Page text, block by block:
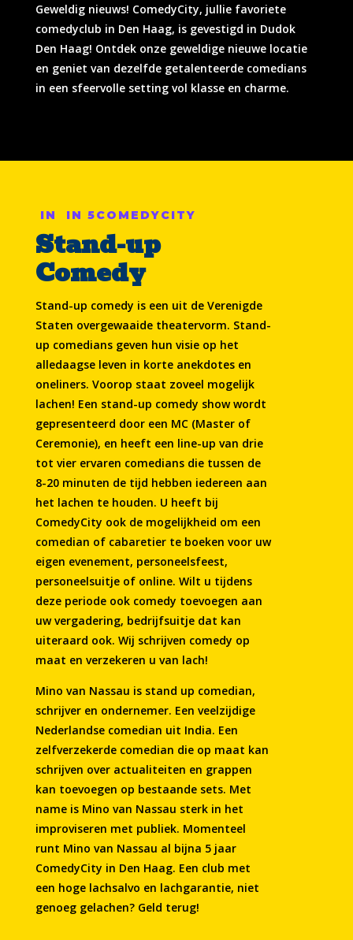
Geweldig nieuws! ComedyCity, jullie favoriete
comedyclub in Den Haag, is gevestigd in Dudok
Den Haag! Ontdek onze geweldige nieuwe locatie
en geniet van dezelfde getalenteerde comedians
in een sfeervolle setting vol klasse en charme.
IN IN 5COMEDYCITY
Stand-up
Comedy
Stand-up comedy is een uit de Verenigde
Staten overgewaaide theatervorm. Stand-
up comedians geven hun visie op het
alledaagse leven in korte anekdotes en
oneliners. Voorop staat zoveel mogelijk
lachen! Een stand-up comedy show wordt
gepresenteerd door een MC (Master of
Ceremonie), en heeft een line-up van drie
tot vier ervaren comedians die tussen de
8-20 minuten de tijd hebben iedereen aan
het lachen te houden. U heeft bij
ComedyCity ook de mogelijkheid om een
comedian of cabaretier te boeken voor uw
eigen evenement, personeelsfeest,
personeelsuitje of online. Wilt u tijdens
deze periode ook comedy toevoegen aan
uw vergadering, bedrijfsuitje dat kan
uiteraard ook. Wij schrijven comedy op
maat en verzekeren u van lach!
Mino van Nassau is stand up comedian,
schrijver en ondernemer. Een veelzijdige
Nederlandse comedian uit India. Een
zelfverzekerde comedian die op maat kan
schrijven over actualiteiten en grappen
kan toevoegen op bestaande sets. Met
name is Mino van Nassau sterk in het
improviseren met publiek. Momenteel
runt Mino van Nassau al bijna 5 jaar
ComedyCity in Den Haag. Een club met
een hoge lachsalvo en lachgarantie, niet
genoeg gelachen? Geld terug!